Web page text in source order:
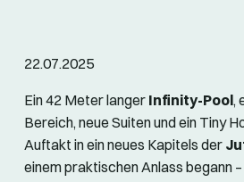
22.07.2025
Ein 42 MeterlangerInfinity-Pool,
Bereich, neue Suiten und ein Tiny
Auftakt in ein neues Kapitels der
einem praktischen Anlass begann